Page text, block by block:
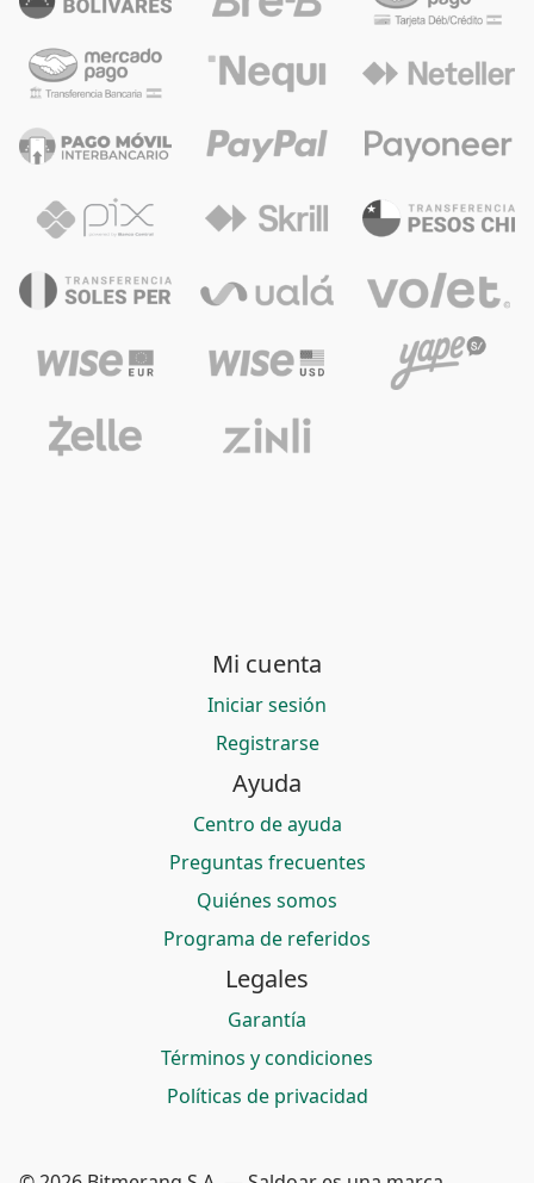
Mi cuenta
Iniciar sesión
Registrarse
Ayuda
Centro de ayuda
Preguntas frecuentes
Quiénes somos
Programa de referidos
Legales
Garantía
Términos y condiciones
Políticas de privacidad